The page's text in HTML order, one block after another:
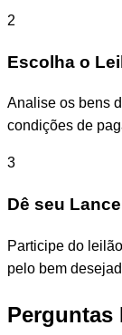
2
Escolha o
Analise os bens
condições de
3
Dê seu Lance
Participe do
pelo bem
Perguntas